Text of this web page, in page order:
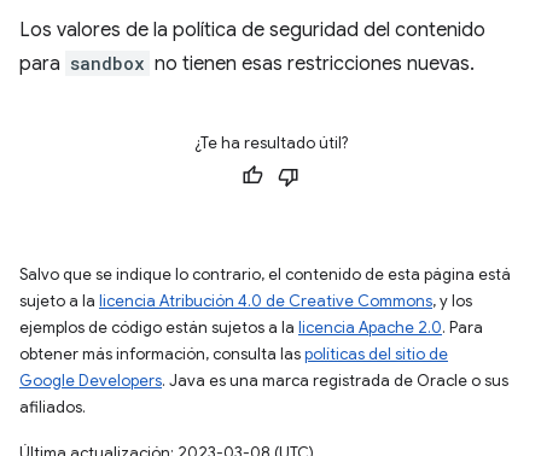
Los valores de la política de seguridad del contenido
para sandbox no tienen esas restricciones nuevas.
¿Te ha resultado útil?
Salvo que se indique lo contrario, el contenido de esta página está
sujeto a la licencia Atribución 4.0 de Creative Commons, y los
ejemplos de código están sujetos a la licencia Apache 2.0. Para
obtener más información, consulta laspolíticas del sitio de
Google Developers. Java es una marca registrada de Oracle o sus
afiliados.